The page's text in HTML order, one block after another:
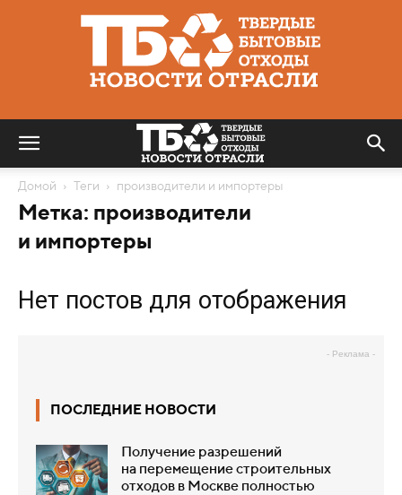
Твердые
бытовые
отходы
|
Домой Теги производители и импортеры
Метка: производители
и импортеры
Нет постов для отображения
- Реклама -
ПОСЛЕДНИЕ НОВОСТИ
Получение разрешений
на перемещение строительных
отходов в Москве полностью